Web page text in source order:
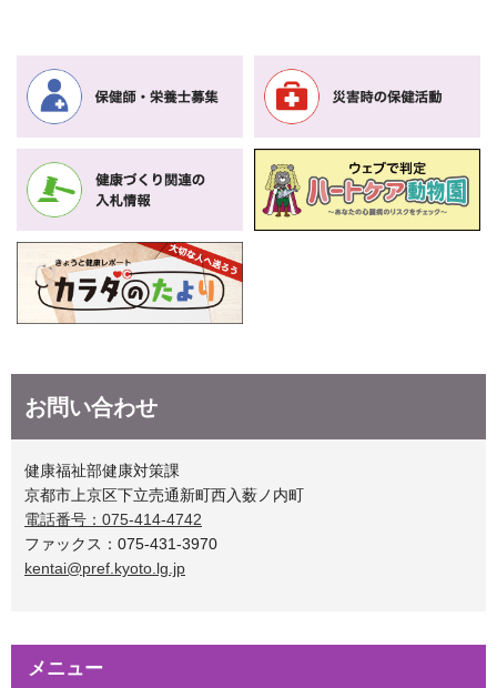
お問い合わせ
健康福祉部健康対策課
京都市上京区下立売通新町西入薮ノ内町
電話番号：075-414-4742
ファックス：075-431-3970
kentai@pref.kyoto.lg.jp
メニュー